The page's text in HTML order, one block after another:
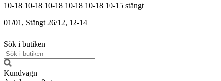
10-18 10-18 10-18 10-18 10-18 10-15 stängt
01/01, Stängt 26/12, 12-14
Sök i butiken
Kundvagn